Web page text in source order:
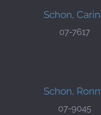
Schon,
07-7617
Schon,
07-9045